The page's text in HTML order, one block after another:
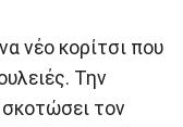
νέο κορίτσι που
Την
σκοτώσει τον